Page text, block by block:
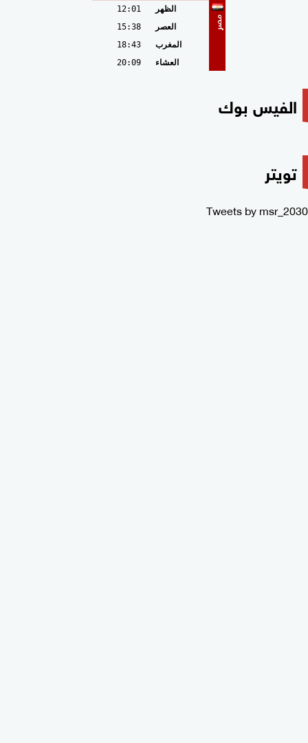
مصر
الظهر
12:01
العصر
15:38
المغرب
18:43
العشاء
20:09
الفيس بوك
تويتر
Tweets by msr_2030